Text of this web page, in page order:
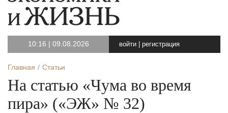
10:16 | 09.08.2026 войти регистрация
Главная Статьи
На статью «Чума во время
пира» («ЭЖ» № 32)